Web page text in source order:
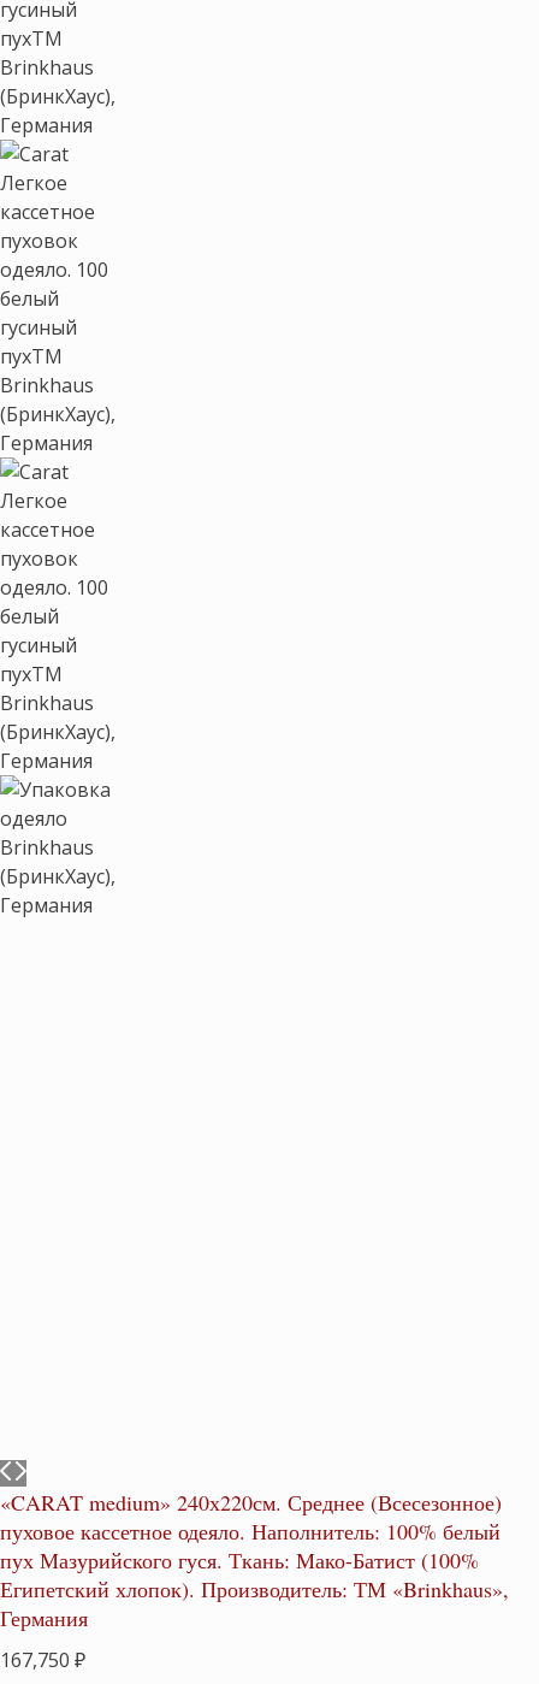
«CARAT medium» 240х220см. Среднее (Всесезонное)
пуховое кассетное одеяло. Наполнитель: 100% белый
пух Мазурийского гуся. Ткань: Мако-Батист (100%
Египетский хлопок). Производитель: ТМ «Brinkhaus»,
Германия
167,750 ₽